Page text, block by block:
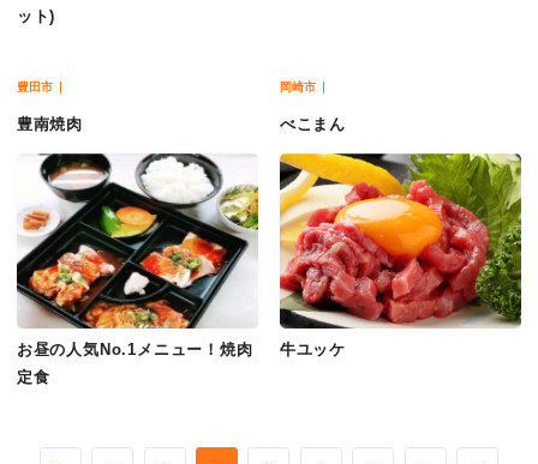
ット)
豊田市
豊南焼肉
お昼の人気No.1メニュー！焼肉
定食
岡崎市
べこまん
牛ユッケ